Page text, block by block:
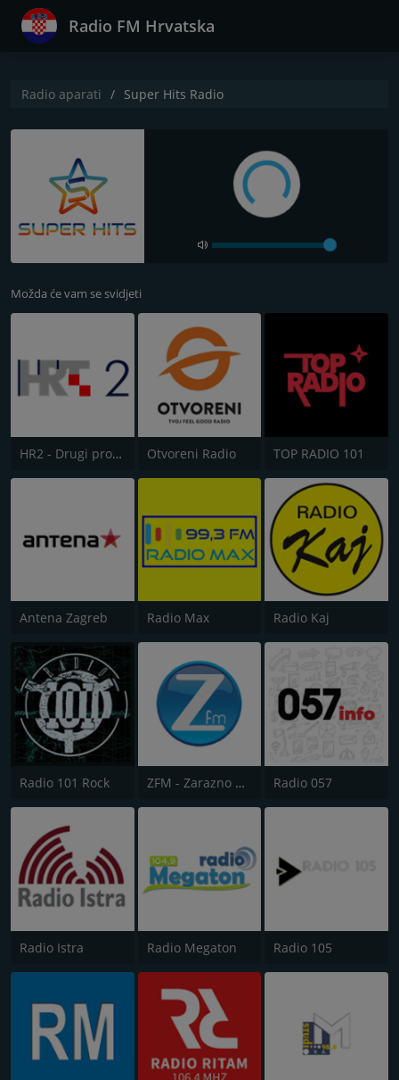
Radio FM Hrvatska
Radio aparati Super Hits Radio
Možda će vam se svidjeti
HR2 - Drugi program Otvoreni Radio TOP RADIO 101
Antena Zagreb Radio Max Radio Kaj
Radio 101 Rock ZFM - Zarazno Dobar Radio Radio 057
Radio Istra Radio Megaton Radio 105